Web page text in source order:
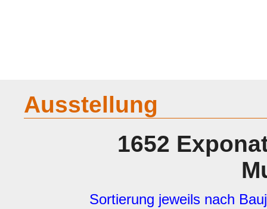
Ausstellung
1652
Sortierung jeweils nach